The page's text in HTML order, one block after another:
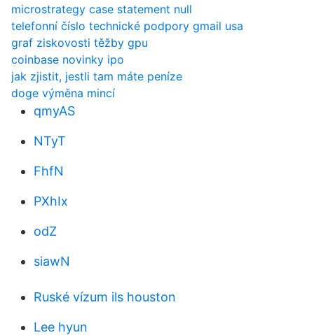
microstrategy case statement null
telefonní číslo technické podpory gmail usa
graf ziskovosti těžby gpu
coinbase novinky ipo
jak zjistit, jestli tam máte peníze
doge výměna mincí
qmyAS
NTyT
FhfN
PXhIx
odZ
siawN
Ruské vízum ils houston
Lee hyun